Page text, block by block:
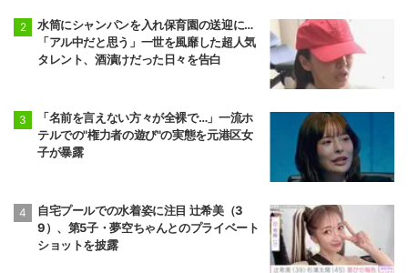
水筒にシャンパンを入れ保育園の送迎に…
「アル中だと思う」一世を風靡した超人気
タレント、酒漬けだった日々を告白
「名前を言えない方々が全裸で…」一流ホ
テルでの"権力者の遊び"の実態を元港区女
子が暴露
自宅プールでの水着姿に注目 辻希美（3
9）、第5子・夢空ちゃんとのプライベート
ショットを披露